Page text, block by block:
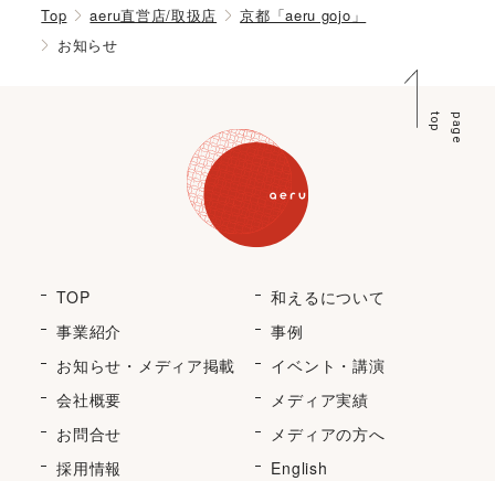
Top aeru直営店/取扱店
京都「aeru gojo」
お知らせ
p
a
g
e
t
o
p
TOP
和えるについて
事業紹介
事例
お知らせ・メディア掲載
イベント・講演
会社概要
メディア実績
お問合せ
メディアの方へ
採用情報
English